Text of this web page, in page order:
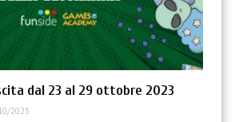
dal 23 al 29 ottobre 2023
2023